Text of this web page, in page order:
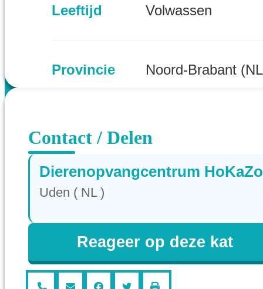
Leeftijd Volwassen
Provincie Noord-Brabant
Contact / Delen
Dierenopvangcentrum HoKaZo
Uden ( NL )
Reageer op deze kat